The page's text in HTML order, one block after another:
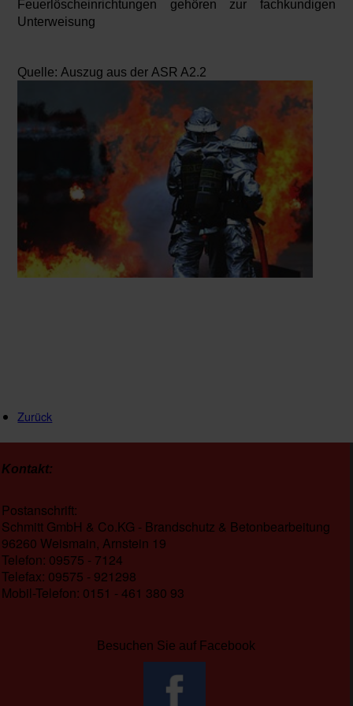
Feuerlöscheinrichtungen gehören zur fachkundigen
Unterweisung
Quelle: Auszug aus der ASR A2.2
Zurück
Kontakt:
Postanschrift:
Schmitt GmbH & Co.KG - Brandschutz & Betonbearbeitung
96260 Weismain, Arnstein 19
Telefon: 09575 - 7124
Telefax: 09575 - 921298
Mobil-Telefon: 0151 - 461 380 93
Besuchen Sie auf Facebook